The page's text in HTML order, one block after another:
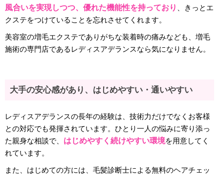
風合いを実現しつつ、優れた機能性を持っており
、きっとエ
クステをつけていることを忘れさせてくれます。
美容室の増毛エクステでありがちな装着時の痛みなども、増毛
施術の専門店であるレディスアデランスなら気になりません。
大手の安心感があり、はじめやすい・通いやすい
レディスアデランスの長年の経験は、技術力だけでなくお客様
との対応でも発揮されています。ひとり一人の悩みに寄り添っ
た親身な相談で、 はじめやすく続けやすい環境を用意してく
れています。
また、はじめての方には、毛髪診断士による無料のヘアチェッ